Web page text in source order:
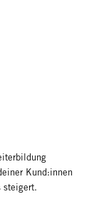
Kund:innen
steigert.